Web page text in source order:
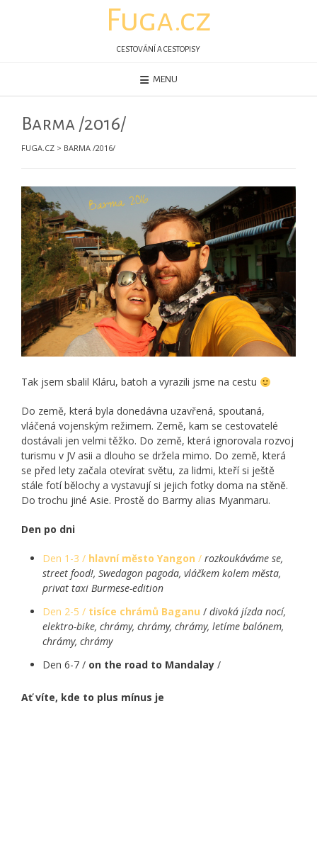
Fuga.cz
CESTOVÁNÍ A CESTOPISY
MENU
Barma /2016/
FUGA.CZ > BARMA /2016/
Tak jsem sbalil Kláru, batoh a vyrazili jsme na cestu
Do země, která byla donedávna uzavřená, spoutaná,
vláčená vojenským režimem. Země, kam se cestovatelé
dostávali jen velmi těžko. Do země, která ignorovala rozvoj
turismu v JV asii a dlouho se držela mimo. Do země, která
se před lety začala otevírat světu, za lidmi, kteří si ještě
stále fotí bělochy a vystavují si jejich fotky doma na stěně.
Do trochu jiné Asie. Prostě do Barmy alias Myanmaru.
Den po dni
Den 1-3 / hlavní město Yangon / rozkoukáváme se,
street food!, Swedagon pagoda, vláčkem kolem města,
privat taxi Burmese-edition
Den 2-5 / tisíce chrámů Baganu / divoká jízda nocí,
elektro-bike, chrámy, chrámy, chrámy, letíme balónem,
chrámy, chrámy
Den 6-7 / on the road to Mandalay /
Ať víte, kde to plus mínus je